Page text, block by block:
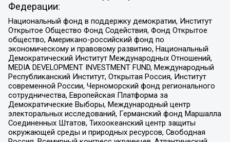
Федерации:
Национальный фонд в поддержку демократии, Институт
Открытое Общество Фонд Содействия, Фонд Открытое
общество, Американо-российский фонд по
экономическому и правовому развитию, Национальный
Демократический Институт Международных Отношений,
MEDIA DEVELOPMENT INVESTMENT FUND, Международный
Республиканский Институт, Открытая Россия, Институт
современной России, Черноморский фонд регионального
сотрудничества, Европейская Платформа за
Демократические Выборы, Международный центр
электоральных исследований, Германский фонд Маршалла
Соединенных Штатов, Тихоокеанский центр защиты
окружающей среды и природных ресурсов, Свободная